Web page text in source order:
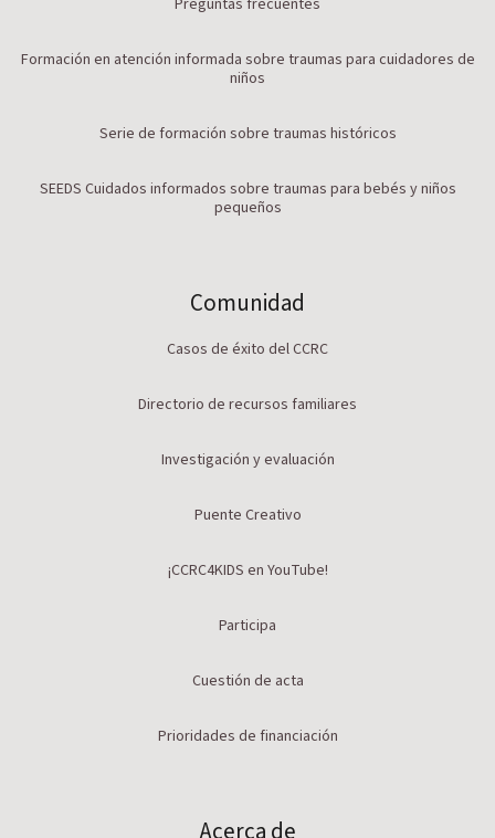
Preguntas frecuentes
Formación en atención informada sobre traumas para cuidadores de
niños
Serie de formación sobre traumas históricos
SEEDS Cuidados informados sobre traumas para bebés y niños
pequeños
Comunidad
Casos de éxito del CCRC
Directorio de recursos familiares
Investigación y evaluación
Puente Creativo
¡CCRC4KIDS en YouTube!
Participa
Cuestión de acta
Prioridades de financiación